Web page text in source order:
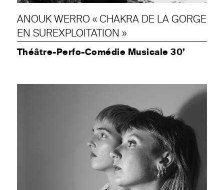
ANOUK WERRO « CHAKRA DE LA GORGE
EN SUREXPLOITATION »
Théâtre-Perfo-Comédie Musicale 30’